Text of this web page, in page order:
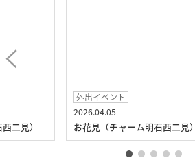
二見）
外出イベント
2026.04.05
お花見（チャーム明石西二見）